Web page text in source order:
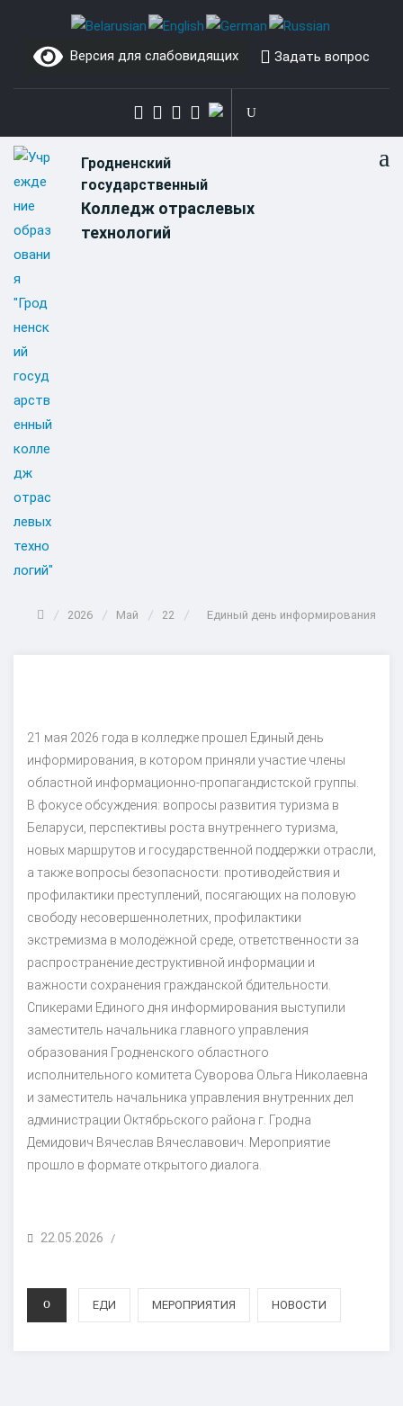
content
Версия для слабовидящих Задать вопрос
Гродненский
государственный
Колледж отраслевых
технологий
2026 Май 22 Единый день информирования
21 мая 2026 года в колледже прошел Единый день
информирования, в котором приняли участие члены
областной информационно-пропагандистской группы.
В фокусе обсуждения: вопросы развития туризма в
Беларуси, перспективы роста внутреннего туризма,
новых маршрутов и государственной поддержки отрасли,
а также вопросы безопасности: противодействия и
профилактики преступлений, посягающих на половую
свободу несовершеннолетних, профилактики
экстремизма в молодёжной среде, ответственности за
распространение деструктивной информации и
важности сохранения гражданской бдительности.
Спикерами Единого дня информирования выступили
заместитель начальника главного управления
образования Гродненского областного
исполнительного комитета Суворова Ольга Николаевна
и заместитель начальника управления внутренних дел
администрации Октябрьского района г. Гродна
Демидович Вячеслав Вячеславович. Мероприятие
прошло в формате открытого диалога.
POSTED
22.05.2026 /
CATEGORIES
ЕДИ МЕРОПРИЯТИЯ НОВОСТИ